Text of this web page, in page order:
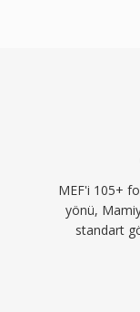
MEF'i 105+
yönü,
standart